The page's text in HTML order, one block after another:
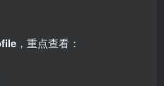
，重点查看：